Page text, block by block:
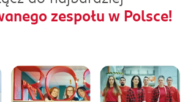
zespołu w Polsce!